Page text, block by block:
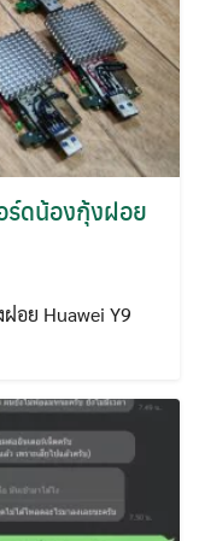
ดน้องกุ้งฝอย
อย Huawei Y9